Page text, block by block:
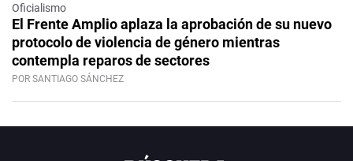
Oficialismo
El Frente Amplio aplaza la aprobación de su nuevo
protocolo de violencia de género mientras
contempla reparos de sectores
POR SANTIAGO SÁNCHEZ